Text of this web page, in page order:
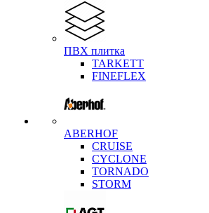
ПВХ плитка
TARKETT
FINEFLEX
ABERHOF
CRUISE
CYCLONE
TORNADO
STORM